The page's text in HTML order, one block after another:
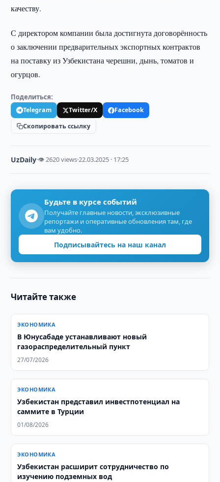
качеству.
С директором компании была достигнута договорённость
о заключении предварительных экспортных контрактов
на поставку из Узбекистана черешни, дынь, томатов и
огурцов.
Поделиться:
Telegram Twitter/X
Facebook
Скопировать ссылку
UzDaily·👁 2620 views·22.03.2025 · 17:25
Будьте в курсе событий
Получайте главные новости, эксклюзивные
репортажи и оперативные обновления там, где
вам удобно.
Подписывайтесь на наш канал
Читайте также
ЭКОНОМИКА
В Юнусабаде устанавливают новый
газораспределительный пункт
27/07/2026
ЭКОНОМИКА
Узбекистан представил инвестпотенциал на
саммите в Турции
01/08/2026
ЭКОНОМИКА
Узбекистан расширит сотрудничество по
изучению подземных вод